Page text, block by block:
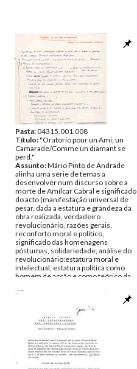
Pasta:04315.001.008
Título:"Oratorio pour un Ami, un
Camarade/Comme un diamant se
perd."
Assunto:Mário Pinto de Andrade
alinha uma série de temas a
desenvolver num discurso sobre a
morte de Amílcar Cabral e significado
do acto (manifestação universal de
pesar, dada a estatura e grandeza da
obra realizada, verdadeiro
revolucionário, razões gerais,
reconforto moral e político,
significado das homenagens
póstumas, solidariedade, análise do
revolucionário:estatura moral e
intelectual, estatura política como
homem de acção e como teórico da
Data:
Tipo Documental:
Página(s):2